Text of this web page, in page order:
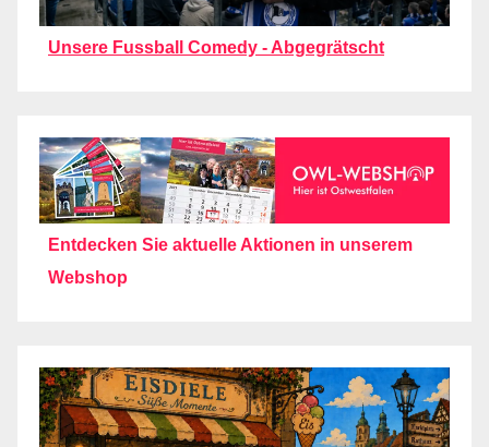
Unsere Fussball Comedy - Abgegrätscht
Entdecken Sie aktuelle Aktionen in unserem
Webshop